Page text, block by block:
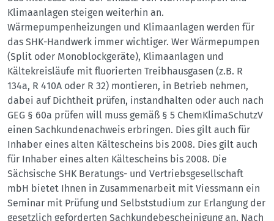
Klimaanlagen steigen weiterhin an.
Wärmepumpenheizungen und Klimaanlagen werden für
das SHK-Handwerk immer wichtiger. Wer Wärmepumpen
(Split oder Monoblockgeräte), Klimaanlagen und
Kältekreisläufe mit fluorierten Treibhausgasen (z.B. R
134a, R 410A oder R 32) montieren, in Betrieb nehmen,
dabei auf Dichtheit prüfen, instandhalten oder auch nach
GEG § 60a prüfen will muss gemäß § 5 ChemKlimaSchutzV
einen Sachkundenachweis erbringen. Dies gilt auch für
Inhaber eines alten Kältescheins bis 2008. Dies gilt auch
für Inhaber eines alten Kältescheins bis 2008. Die
Sächsische SHK Beratungs- und Vertriebsgesellschaft
mbH bietet Ihnen in Zusammenarbeit mit Viessmann ein
Seminar mit Prüfung und Selbststudium zur Erlangung der
gesetzlich geforderten Sachkundebescheinigung an. Nach